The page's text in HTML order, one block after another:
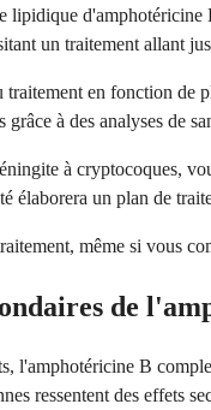
lipidique
un traitement allant
en fonction de
à des analyses de
à cryptocoques,
élaborera un plan de
même si vous
de
l'amphotéricine B
ressentent des effets